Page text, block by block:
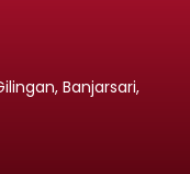
Banjarsari,